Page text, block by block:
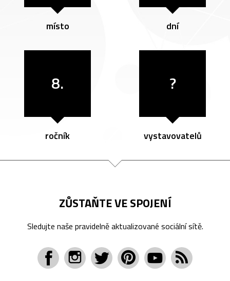
místo dní
8.
ročník
?
vystavovatelů
ZŮSTAŇTE VE SPOJENÍ
Sledujte naše pravidelně aktualizované sociální sítě.